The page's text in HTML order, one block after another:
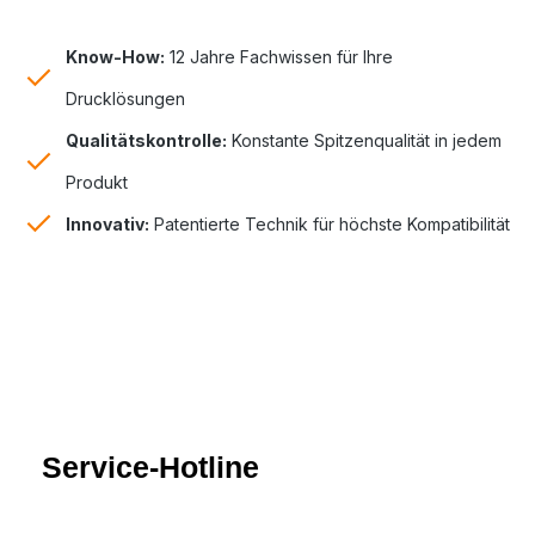
Know-How: 12 Jahre Fachwissen für Ihre
Drucklösungen
Qualitätskontrolle: Konstante Spitzenqualität in jedem
Produkt
Innovativ: Patentierte Technik für höchste Kompatibilität
Service-Hotline